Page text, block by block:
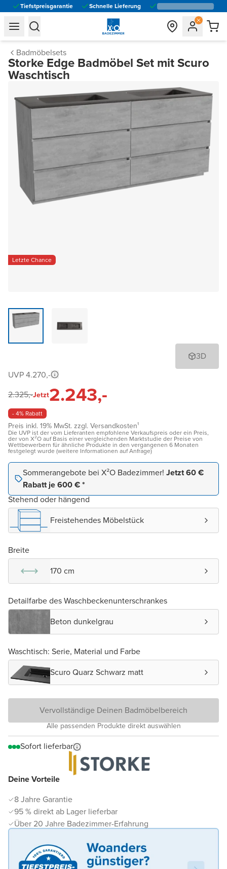
Tiefstpreisgarantie Schnelle Lieferung
general.navigation.toggle_menu.label
general.navigation.toggle_menu.label
Badmöbelsets
Storke Edge Badmöbel Set mit Scuro
Waschtisch
Letzte Chance
3D
Deine Vorteile
8 Jahre Garantie
95 % direkt ab Lager lieferbar
Über 20 Jahre Badezimmer-Erfahrung
UVP 4.270,-
2.325,-Jetzt2.243,-
- 4% Rabatt
Preis inkl. 19% MwSt. zzgl. Versandkosten¹
Die UVP ist der vom Lieferanten empfohlene Verkaufspreis oder ein Preis,
der von X²O auf Basis einer vergleichenden Marktstudie der Preise von
Wettbewerbern für ähnliche Produkte in den vergangenen 6 Monaten
festgelegt wurde (weitere Informationen auf Anfrage)
Sommerangebote bei X²O Badezimmer! Jetzt 60 €
Rabatt je 600 € *
Stehend oder hängend
Freistehendes Möbelstück
Breite
170 cm
Detailfarbe des Waschbeckenunterschrankes
Beton dunkelgrau
Waschtisch: Serie, Material und Farbe
Scuro Quarz Schwarz matt
Vervollständige Deinen Badmöbelbereich
Alle passenden Produkte direkt auswählen
Sofort lieferbar